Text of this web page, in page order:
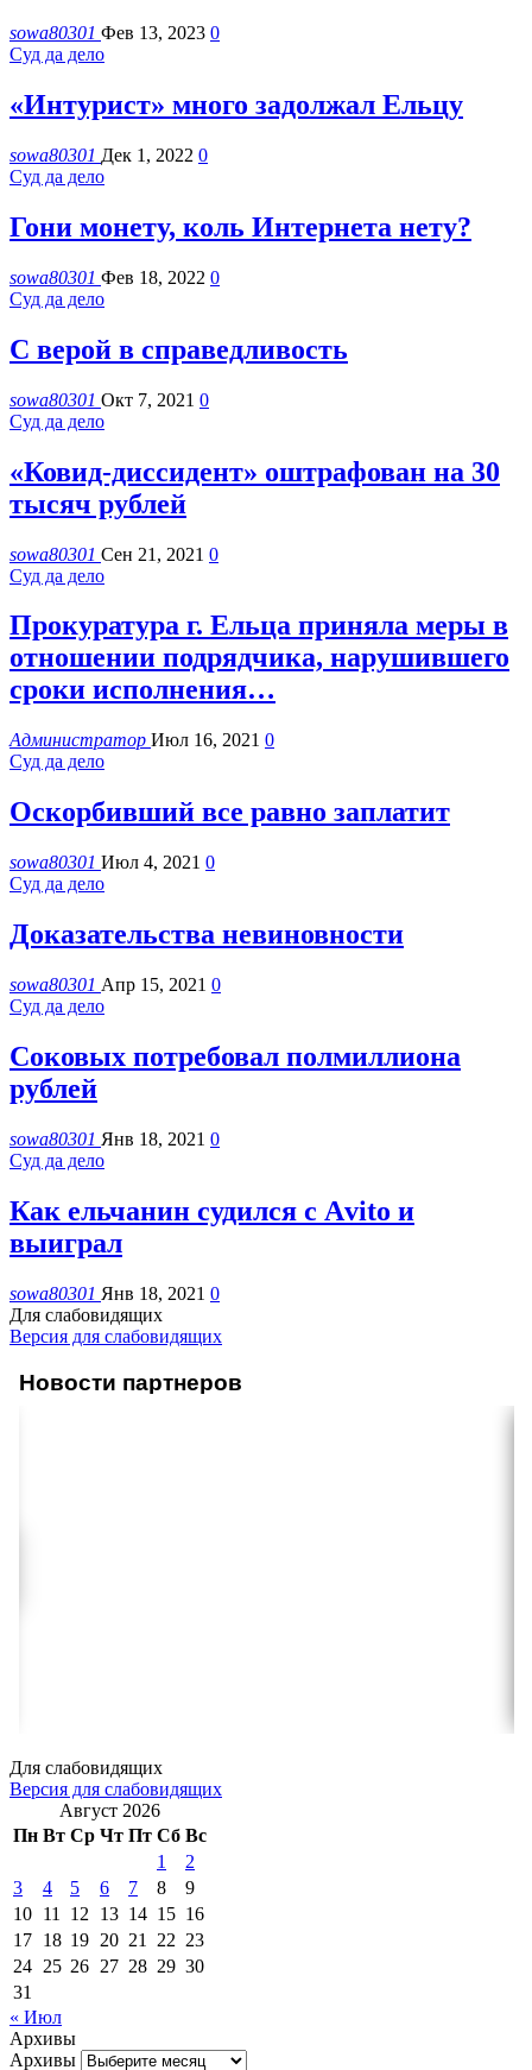
sowa80301 Фев 13, 2023 0
Суд да дело
«Интурист» много задолжал Ельцу
sowa80301 Дек 1, 2022 0
Суд да дело
Гони монету, коль Интернета нету?
sowa80301 Фев 18, 2022 0
Суд да дело
С верой в справедливость
sowa80301 Окт 7, 2021 0
Суд да дело
«Ковид-диссидент» оштрафован на 30
тысяч рублей
sowa80301 Сен 21, 2021 0
Суд да дело
Прокуратура г. Ельца приняла меры в
отношении подрядчика, нарушившего
сроки исполнения…
Администратор Июл 16, 2021 0
Суд да дело
Оскорбивший все равно заплатит
sowa80301 Июл 4, 2021 0
Суд да дело
Доказательства невиновности
sowa80301 Апр 15, 2021 0
Суд да дело
Соковых потребовал полмиллиона
рублей
sowa80301 Янв 18, 2021 0
Суд да дело
Как ельчанин судился с Аvito и
выиграл
sowa80301 Янв 18, 2021 0
Для слабовидящих
Версия для слабовидящих
Новости партнеров
Для слабовидящих
Версия для слабовидящих
Август 2026
Пн Вт Ср Чт Пт Сб Вс
1
2
3
4 5 6 7 8
9
10 11 12 13 14 15 16
17 18 19 20 21 22 23
24 25 26 27 28 29 30
31
« Июл
Архивы
Архивы